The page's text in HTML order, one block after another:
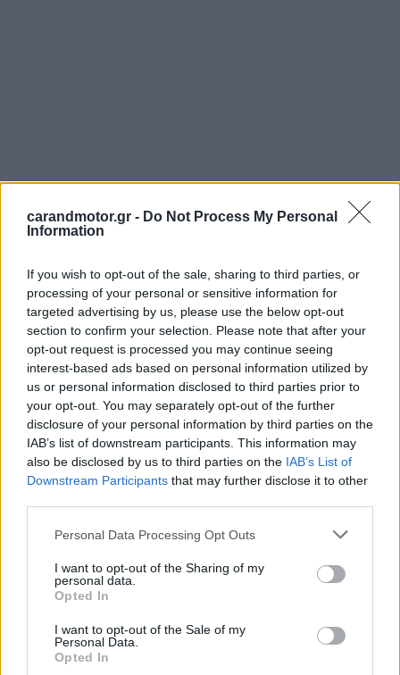
carandmotor.gr - Do Not Process My Personal
Information
If you wish to opt-out of the sale, sharing to third parties, or
processing of your personal or sensitive information for
targeted advertising by us, please use the below opt-out
section to confirm your selection. Please note that after your
opt-out request is processed you may continue seeing
interest-based ads based on personal information utilized by
us or personal information disclosed to third parties prior to
your opt-out. You may separately opt-out of the further
disclosure of your personal information by third parties on the
IAB’s list of downstream participants. This information may
also be disclosed by us to third parties on the IAB’s List of
Downstream Participants that may further disclose it to other
Please note that this website/app uses one or more Google
not limited to your visit or usage behaviour. You may click to
grant or deny consent to Google and its third-party tags to
use your data for below specified purposes in below Google
consent section.
Personal Data Processing Opt Outs
I want to opt-out of the Sharing of my
personal data.
Opted In
I want to opt-out of the Sale of my
Personal Data.
Opted In
Με τη βοήθεια του ηλεκτροκινητήρα, που είναι
τοποθετημένος πίσω από τον V6 στην ουρά της 296 GTB,
καθώς και του νέου αυτόματου κιβωτίου διπλού
αποδεικνύεται στην πράξη ταχύτερη της F8 Tributo.
Φτάνει από στάση τα 100 km/h σε 2,9'', και τα 200 km/h σε
7,3'', ενώ η τελική ταχύτητά της αγγίζει τα 330 km/h.
Σύμφωνα με την ιταλική εταιρεία, η 296 GTB μπορεί να
γυρίσει την πίστα του Fiorano 1:21 λεπτό, χρόνος που